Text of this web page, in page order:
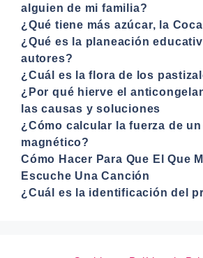
alguien de mi familia?
¿Qué tiene más azúcar, la
¿Qué es la planeación
autores?
¿Cuál es la flora de los
¿Por qué hierve el
las causas y soluciones
¿Cómo calcular la fuerza de
magnético?
Cómo Hacer Para Que El Que
Escuche Una Canción
¿Cuál es la identificación del